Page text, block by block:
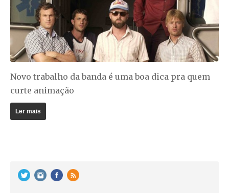
Novo trabalho da banda é uma boa dica pra quem
curte animação
Ler mais